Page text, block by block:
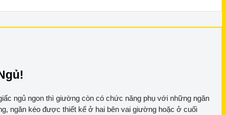
ngủ ngon thì giường còn có chức năng phụ với những ngăn
ngăn kéo được thiết kế ở hai bên vai giường hoặc ở cuối